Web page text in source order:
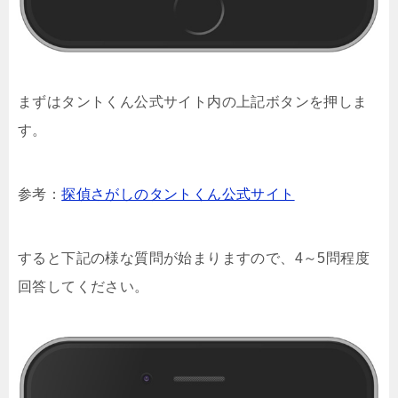
まずはタントくん公式サイト内の上記ボタンを押しま
す。
参考：探偵さがしのタントくん公式サイト
すると下記の様な質問が始まりますので、4～5問程度
回答してください。